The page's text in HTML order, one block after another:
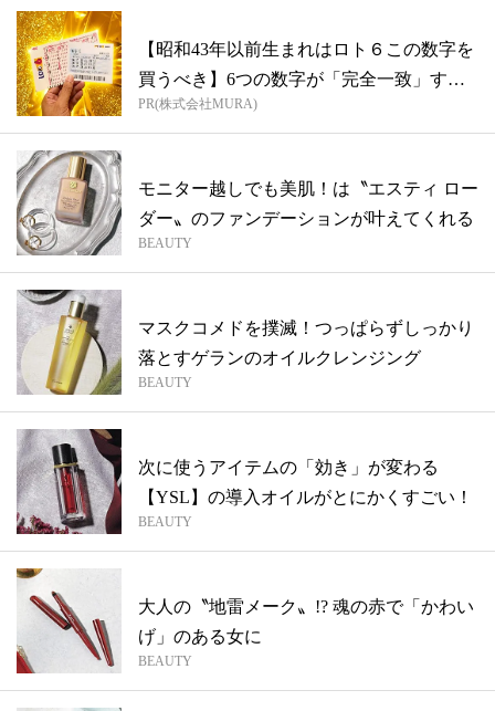
【昭和43年以前生まれはロト６この数字を
買うべき】6つの数字が「完全一致」する
方...
PR(株式会社MURA)
モニター越しでも美肌！は〝エスティ ロー
ダー〟のファンデーションが叶えてくれる
BEAUTY
マスクコメドを撲滅！つっぱらずしっかり
落とすゲランのオイルクレンジング
BEAUTY
次に使うアイテムの「効き」が変わる
【YSL】の導入オイルがとにかくすごい！
BEAUTY
大人の〝地雷メーク〟!? 魂の赤で「かわい
げ」のある女に
BEAUTY